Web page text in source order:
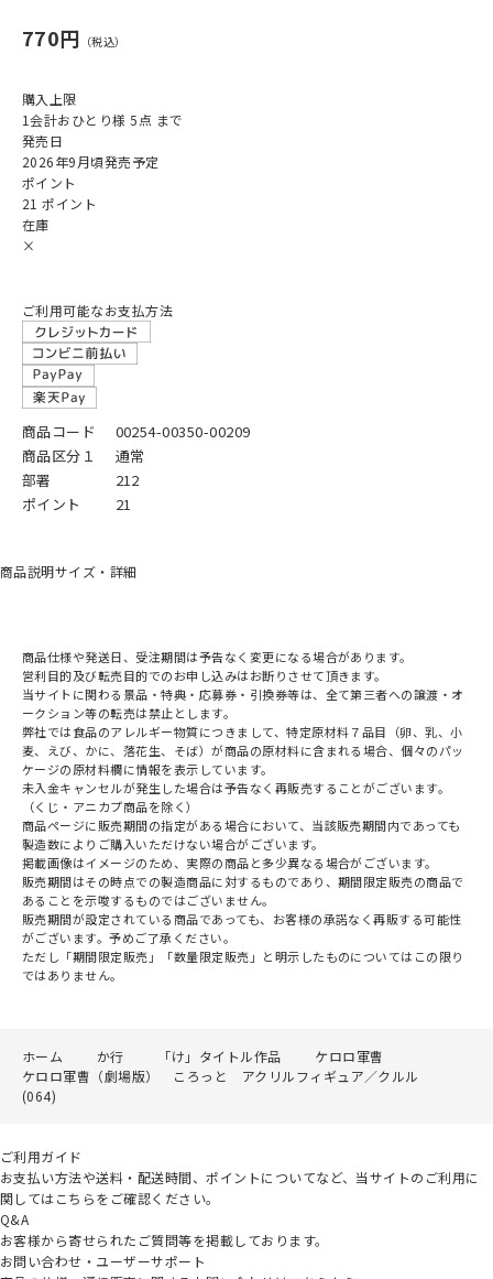
770円
購入上限
1会計おひとり様 5点 まで
発売日
2026年9月頃発売予定
ポイント
21 ポイント
在庫
×
ご利用可能なお支払方法
商品コード
00254-00350-00209
商品区分１
通常
部署
212
ポイント
21
商品説明サイズ・詳細
商品仕様や発送日、受注期間は予告なく変更になる場合があります。
営利目的及び転売目的でのお申し込みはお断りさせて頂きます。
当サイトに関わる景品・特典・応募券・引換券等は、全て第三者への譲渡・オ
ークション等の転売は禁止とします。
弊社では食品のアレルギー物質につきまして、特定原材料７品目（卵、乳、小
麦、えび、かに、落花生、そば）が商品の原材料に含まれる場合、個々のパッ
ケージの原材料欄に情報を表示しています。
未入金キャンセルが発生した場合は予告なく再販売することがございます。
（くじ・アニカプ商品を除く）
商品ページに販売期間の指定がある場合において、当該販売期間内であっても
製造数によりご購入いただけない場合がございます。
掲載画像はイメージのため、実際の商品と多少異なる場合がございます。
販売期間はその時点での製造商品に対するものであり、期間限定販売の商品で
あることを示唆するものではございません。
販売期間が設定されている商品であっても、お客様の承諾なく再販する可能性
がございます。予めご了承ください。
ただし「期間限定販売」「数量限定販売」と明示したものについてはこの限り
ではありません。
ホーム か行 「け」タイトル作品
ケロロ軍曹
ケロロ軍曹（劇場版） ころっと アクリルフィギュア／クルル
(064)
ご利用ガイド
お支払い方法や送料・配送時間、ポイントについてなど、当サイトのご利用に
関してはこちらをご確認ください。
Q&A
お客様から寄せられたご質問等を掲載しております。
お問い合わせ・ユーザーサポート